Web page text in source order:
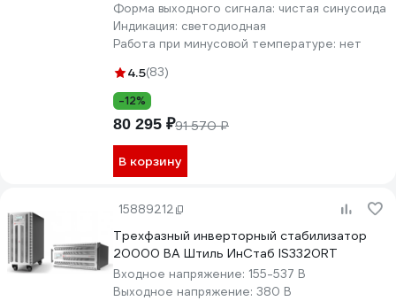
Форма выходного сигнала: чистая синусоида
Индикация: светодиодная
Работа при минусовой температуре: нет
4.5(83)
-12%
80 295 ₽91 570 ₽
В корзину
15889212
Трехфазный инверторный стабилизатор
20000 ВА Штиль ИнСтаб IS3320RT
Входное напряжение: 155-537 В
Выходное напряжение: 380 В